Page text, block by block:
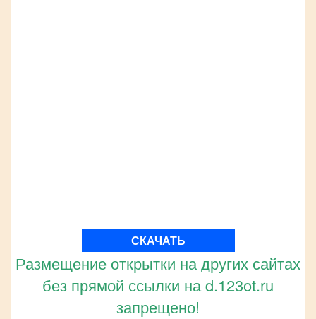
СКАЧАТЬ
Размещение открытки на других сайтах
без прямой ссылки на d.123ot.ru
запрещено!